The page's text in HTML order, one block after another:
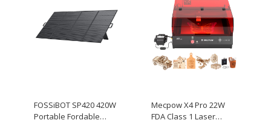
FOSSiBOT SP420 420W
Portable Fordable
Mecpow X4 Pro 22W
FDA Class 1 Laser